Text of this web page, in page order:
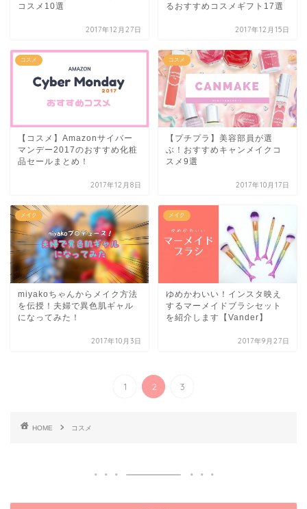
コスメ10選
2017年12月27日
るおすすめコスメギフト17選
2017年12月15日
コスメ
【コスメ】Amazonサイバー
マンデー2017のおすすめ化粧
品セールまとめ！
2017年12月8日
コスメ
【プチプラ】美容部員が選
ぶ！おすすめキャンメイクコ
スメ9選
2017年10月17日
メイク
miyakoちゃんからメイク方法
を伝授！夫婦で異色肌ギャル
になってみた！
2017年10月3日
メイク
ゆめかわいい！インスタ映え
するマーメイドブラシセット
を紹介します【Vander】
2017年9月27日
1 2 3
HOME コスメ